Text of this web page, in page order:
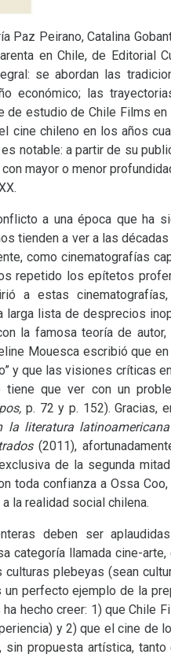
Paz Peirano, Catalina
en Chile, de Editorial
se abordan las
económico; las
estudio de Chile Films en
cine chileno en los años
notable: a partir de su
mayor o menor
.
a una época que ha
tienden a ver a las
como cinematografías
repetido los epítetos
a estas
larga lista de desprecios
la famosa teoría de autor,
Mouesca escribió que
y que las visiones críticas
tiene que ver con un
p. 72 y p. 152). Gracias,
la literatura latinoamericana
(2011),
de la segunda
toda confianza a Ossa
la realidad social chilena.
deben ser
categoría llamada cine-
plebeyas (sean
perfecto ejemplo de la
hecho creer: 1) que Chile
y 2) que el cine de
sin propuesta artística,